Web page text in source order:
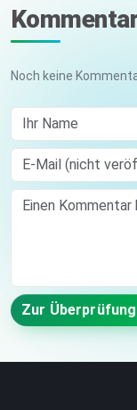
Noch keine
Ihr Name
E-Mail (nicht
Comment
Zur